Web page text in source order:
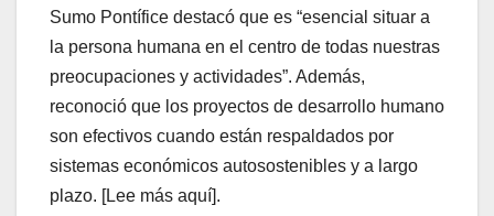
Sumo Pontífice destacó que es “esencial situar a
la persona humana en el centro de todas nuestras
preocupaciones y actividades”. Además,
reconoció que los proyectos de desarrollo humano
son efectivos cuando están respaldados por
sistemas económicos autosostenibles y a largo
plazo. [Lee más aquí].